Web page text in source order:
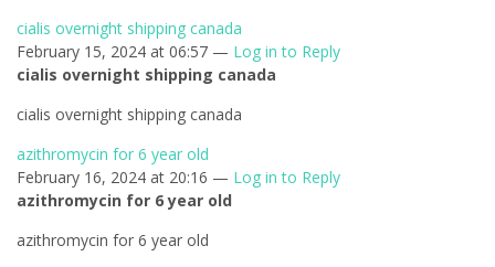
cialis overnight shipping canada
February 15, 2024 at 06:57 — Log in to Reply
cialis overnight shipping canada
cialis overnight shipping canada
azithromycin for 6 year old
February 16, 2024 at 20:16 — Log in to Reply
azithromycin for 6 year old
azithromycin for 6 year old